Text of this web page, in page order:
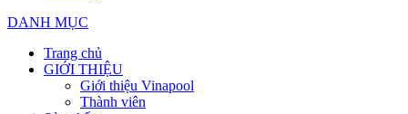
DANH MỤC
Trang chủ
GIỚI THIỆU
Giới thiệu Vinapool
Thành viên